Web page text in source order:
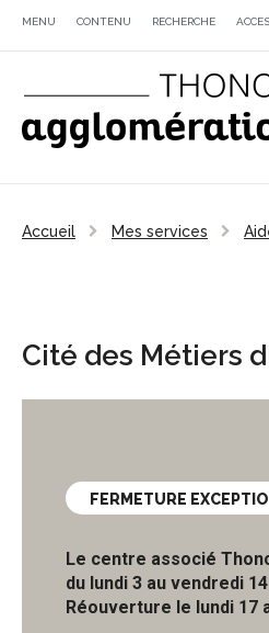
MENU CONTENU RECHERCHE
Accueil Mes services
Cité des Métiers
FERMETURE
Le centre associé
du lundi 3 au vendredi
Réouverture le lundi 17